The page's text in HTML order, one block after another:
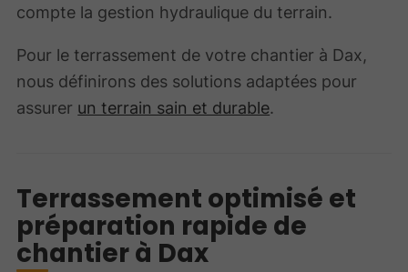
compte la gestion hydraulique du terrain.
Pour le terrassement de votre chantier à Dax,
nous définirons des solutions adaptées pour
assurer un terrain sain et durable.
Terrassement optimisé et
préparation rapide de
chantier à Dax